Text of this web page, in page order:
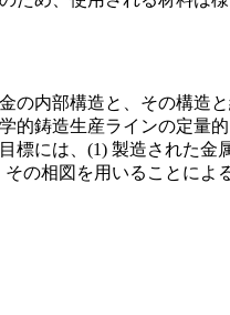
の内部構造と、その構造
的鋳造生産ラインの定量
標には、(1) 製造された
の相図を用いることに